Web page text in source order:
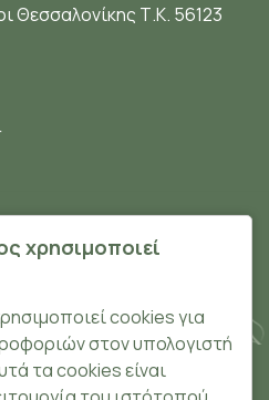
Θεσσαλονίκης Τ.Κ. 56123
χρησιμοποιεί
cookies για
στον υπολογιστή
τα cookies είναι